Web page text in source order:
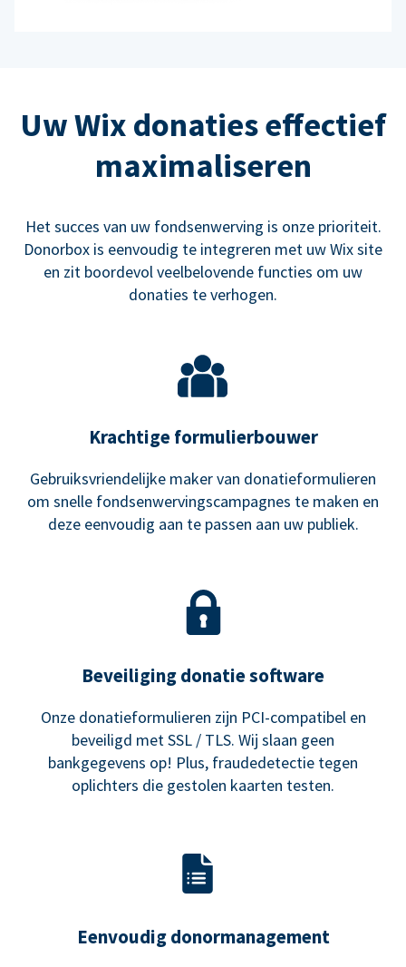
Uw Wix donaties effectief
maximaliseren
Het succes van uw fondsenwerving is onze prioriteit.
Donorbox is eenvoudig te integreren met uw Wix site
en zit boordevol veelbelovende functies om uw
donaties te verhogen.
Krachtige formulierbouwer
Gebruiksvriendelijke maker van donatieformulieren
om snelle fondsenwervingscampagnes te maken en
deze eenvoudig aan te passen aan uw publiek.
Beveiliging donatie software
Onze donatieformulieren zijn PCI-compatibel en
beveiligd met SSL / TLS. Wij slaan geen
bankgegevens op! Plus, fraudedetectie tegen
oplichters die gestolen kaarten testen.
Eenvoudig donormanagement